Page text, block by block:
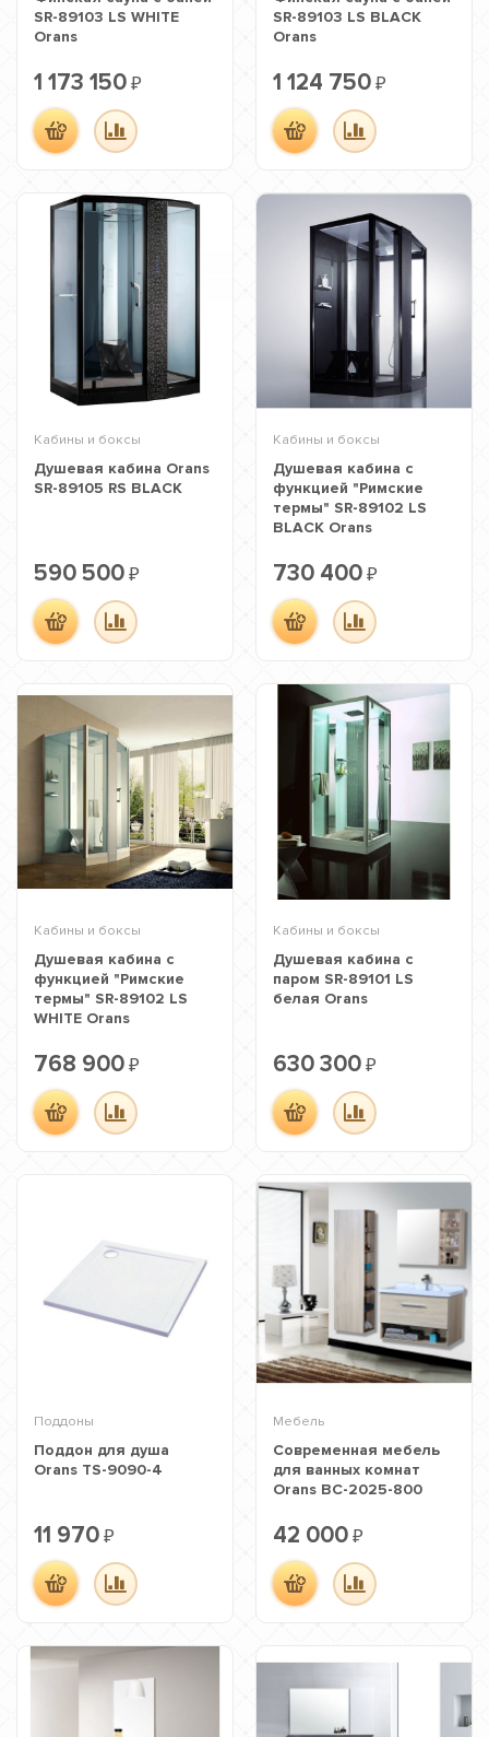
SR-89103 LS WHITE
Orans
1 173 150 ₽
SR-89103 LS BLACK
Orans
1 124 750 ₽
Кабины и боксы
Душевая кабина Orans
SR-89105 RS BLACK
590 500 ₽
Кабины и боксы
Душевая кабина с
функцией "Римские
термы" SR-89102 LS
BLACK Orans
730 400 ₽
Кабины и боксы
Душевая кабина с
функцией "Римские
термы" SR-89102 LS
WHITE Orans
768 900 ₽
Кабины и боксы
Душевая кабина с
паром SR-89101 LS
белая Orans
630 300 ₽
Поддоны
Поддон для душа
Orans TS-9090-4
11 970 ₽
Мебель
Современная мебель
для ванных комнат
Orans BC-2025-800
42 000 ₽